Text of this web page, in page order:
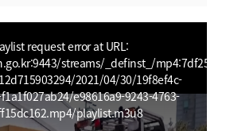
request error at URL:
streams/_definst_/
2021/04/30/19f8ef4c-
e98616a9-9243-4763-
playlist.m3u8